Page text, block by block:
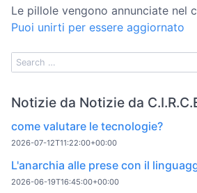
Le pillole vengono annunciate nel
Puoi unirti per essere aggiornato
Notizie da Notizie da
come valutare le tecnologie?
2026-07-12T11:22:00+00:00
L'anarchia alle prese con il
2026-06-19T16:45:00+00:00